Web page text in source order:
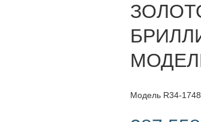
Модель R34-1748